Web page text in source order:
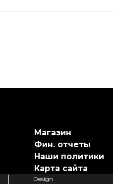
Магазин
Фин. отчеты
Наши политики
Карта сайта
Design